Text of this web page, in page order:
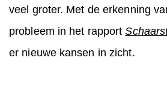
veel groter. Met de erkenning
probleem in het rapport
er nieuwe kansen in zicht.